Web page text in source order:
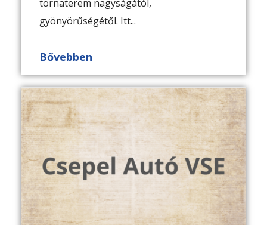
tornaterem nagyságától,
gyönyörűségétől. Itt...
Bővebben